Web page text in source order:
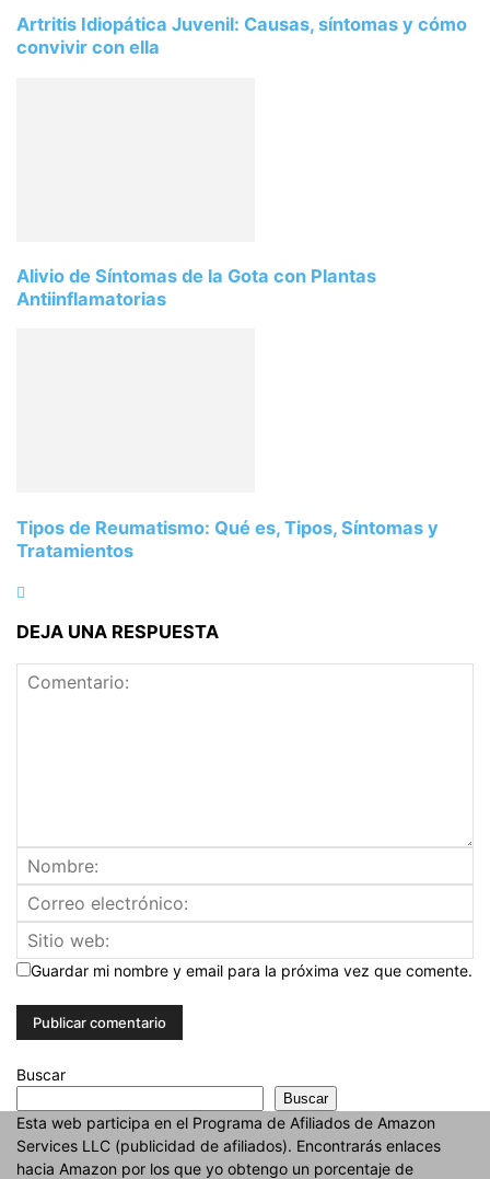
Artritis Idiopática Juvenil: Causas, síntomas y cómo
convivir con ella
Alivio de Síntomas de la Gota con Plantas
Antiinflamatorias
Tipos de Reumatismo: Qué es, Tipos, Síntomas y
Tratamientos
DEJA UNA RESPUESTA
Guardar mi nombre y email para la próxima vez que comente.
Buscar
Buscar
Esta web participa en el Programa de Afiliados de Amazon
Services LLC (publicidad de afiliados). Encontrarás enlaces
hacia Amazon por los que yo obtengo un porcentaje de